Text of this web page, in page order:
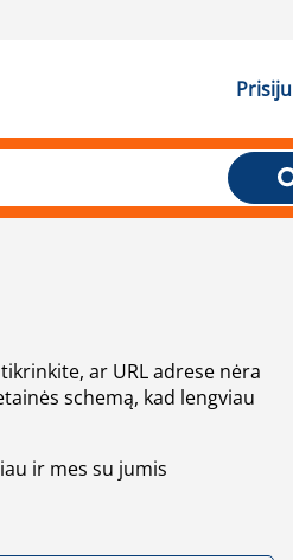
ar URL adrese nėra
schemą, kad lengviau
ir mes su jumis